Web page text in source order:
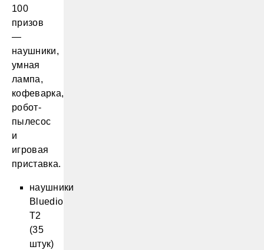
100
призов
—
наушники,
умная
лампа,
кофеварка,
робот-
пылесос
и
игровая
приставка.
наушники
Bluedio
T2
(35
штук)